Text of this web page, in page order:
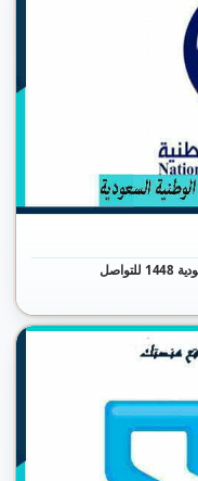
رقم طوارئ الصرف الصحي و المياه الوطنية السعودية 1448 للتواصل